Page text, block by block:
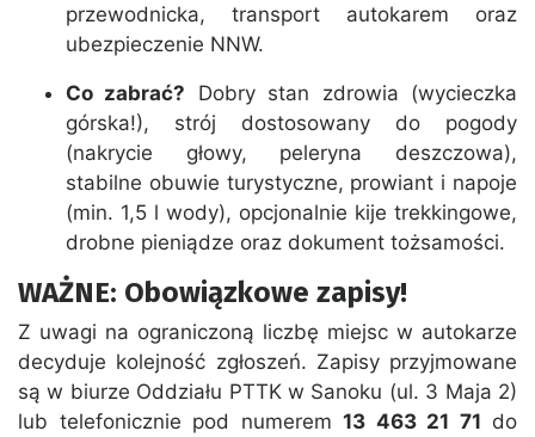
przewodnicka, transport autokarem oraz
ubezpieczenie NNW.
Co zabrać? Dobry stan zdrowia (wycieczka
górska!), strój dostosowany do pogody
(nakrycie głowy, peleryna deszczowa),
stabilne obuwie turystyczne, prowiant i napoje
(min. 1,5 l wody), opcjonalnie kije trekkingowe,
drobne pieniądze oraz dokument tożsamości.
WAŻNE: Obowiązkowe zapisy!
Z uwagi na ograniczoną liczbę miejsc w autokarze
decyduje kolejność zgłoszeń. Zapisy przyjmowane
są w biurze Oddziału PTTK w Sanoku (ul. 3 Maja 2)
lub telefonicznie pod numerem 13 463 21 71 do